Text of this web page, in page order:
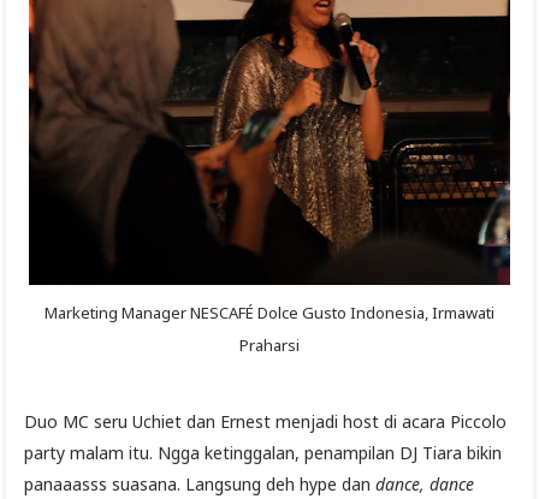
Marketing Manager NESCAFÉ Dolce Gusto Indonesia, Irmawati
Praharsi
Duo MC seru Uchiet dan Ernest menjadi host di acara Piccolo
party malam itu. Ngga ketinggalan, penampilan DJ Tiara bikin
panaaasss suasana. Langsung deh hype dan dance, dance